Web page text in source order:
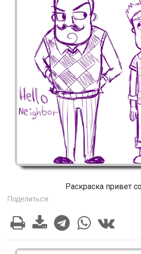
Раскраска привет
Поделиться: